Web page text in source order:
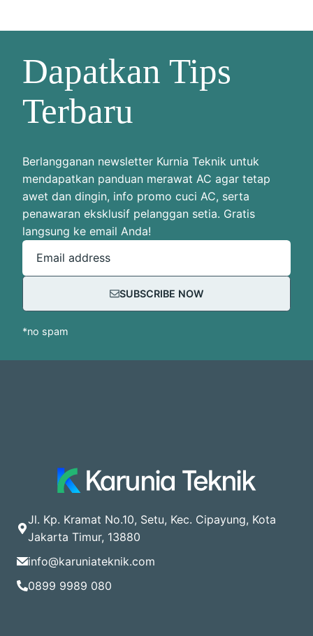
Dapatkan Tips
Terbaru
Berlangganan newsletter Kurnia Teknik untuk
mendapatkan panduan merawat AC agar tetap
awet dan dingin, info promo cuci AC, serta
penawaran eksklusif pelanggan setia. Gratis
langsung ke email Anda!
Email address
SUBSCRIBE NOW
*no spam
Jl. Kp. Kramat No.10, Setu, Kec. Cipayung, Kota
Jakarta Timur, 13880
info@karuniateknik.com
0899 9989 080